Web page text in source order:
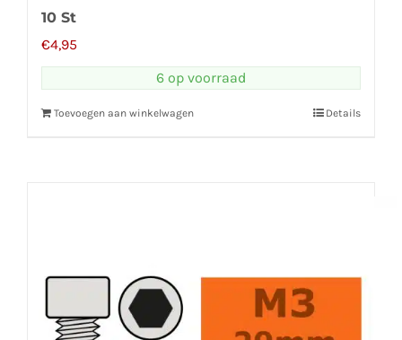
10 St
€4,95
6 op voorraad
Toevoegen aan winkelwagen Details